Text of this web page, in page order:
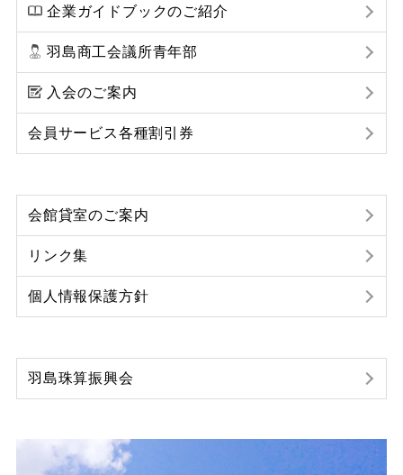
企業ガイドブックのご紹介
羽島商工会議所青年部
入会のご案内
会員サービス各種割引券
会館貸室のご案内
リンク集
個人情報保護方針
羽島珠算振興会